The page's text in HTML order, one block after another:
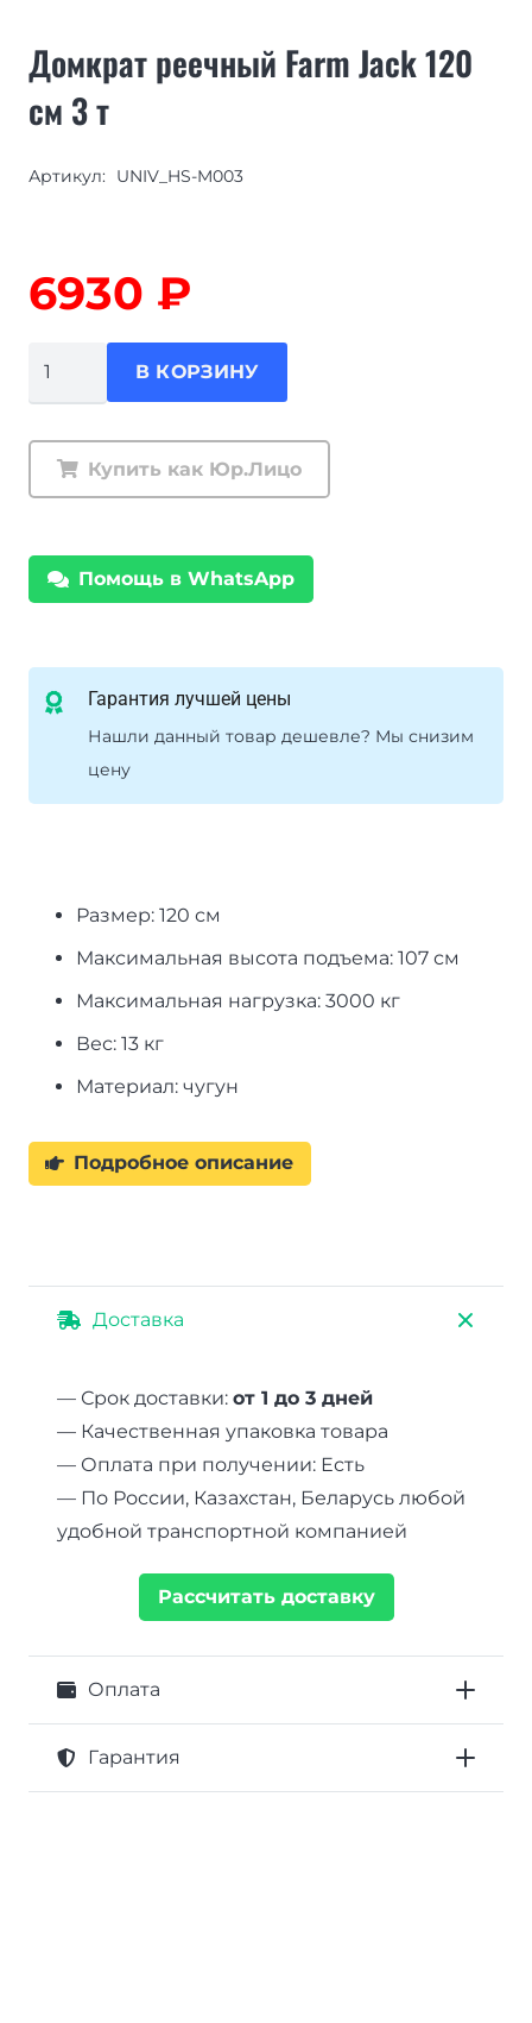
Домкрат реечный Farm Jack 120
см 3 т
Артикул: UNIV_HS-M003
6930 ₽
реечный
Farm
120
см
В КОРЗИНУ
Купить как Юр.Лицо
Помощь в WhatsApp
Гарантия лучшей цены
Нашли данный товар дешевле? Мы снизим
цену
Размер: 120 см
Максимальная высота подъема: 107 см
Максимальная нагрузка: 3000 кг
Вес: 13 кг
Материал: чугун
Подробное описание
Доставка
— Срок доставки: от 1 до 3 дней
— Качественная упаковка товара
— Оплата при получении: Есть
— По России, Казахстан, Беларусь любой
удобной транспортной компанией
Рассчитать доставку
Оплата
Гарантия